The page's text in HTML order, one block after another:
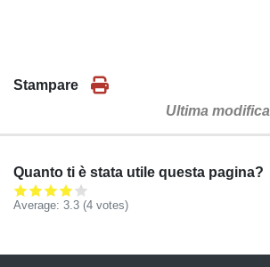
Stampare
Ultima modifica
Quanto ti è stata utile questa pagina?
Average: 3.3 (4 votes)